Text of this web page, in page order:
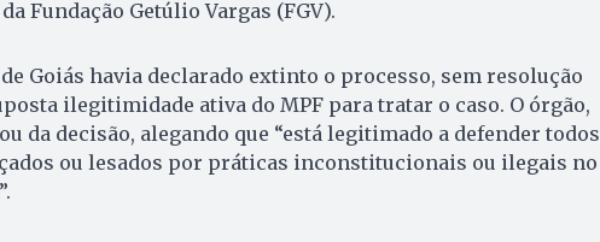
Fundação Getúlio Vargas (FGV).
de Goiás havia declarado extinto o processo, sem resolução
ilegitimidade ativa do MPF para tratar o caso. O órgão,
da decisão, alegando que “está legitimado a defender todos
ou lesados por práticas inconstitucionais ou ilegais no